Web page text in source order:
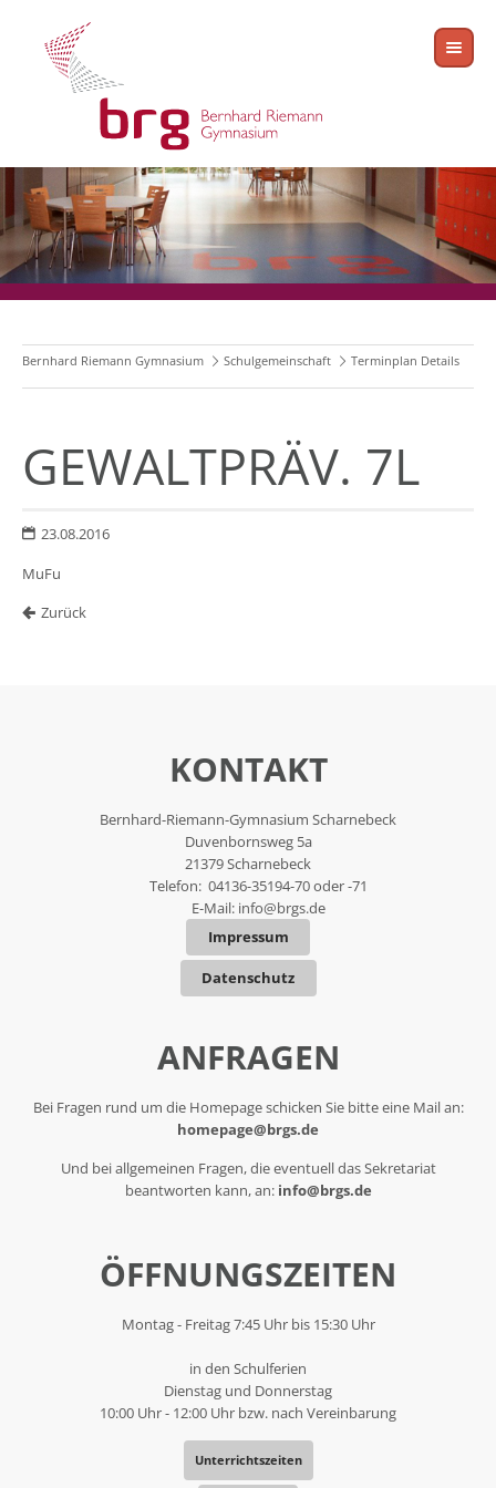
Bernhard Riemann Gymnasium Schulgemeinschaft Terminplan Details
GEWALTPRÄV. 7L
23.08.2016
MuFu
Zurück
KONTAKT
Bernhard-Riemann-Gymnasium Scharnebeck
Duvenbornsweg 5a
21379 Scharnebeck
Telefon: 04136-35194-70 oder -71
E-Mail: info@brgs.de
Impressum
Datenschutz
ANFRAGEN
Bei Fragen rund um die Homepage schicken Sie bitte eine Mail an:
homepage@brgs.de
Und bei allgemeinen Fragen, die eventuell das Sekretariat
beantworten kann, an: info@brgs.de
ÖFFNUNGSZEITEN
Montag - Freitag 7:45 Uhr bis 15:30 Uhr
in den Schulferien
Dienstag und Donnerstag
10:00 Uhr - 12:00 Uhr bzw. nach Vereinbarung
Unterrichtszeiten